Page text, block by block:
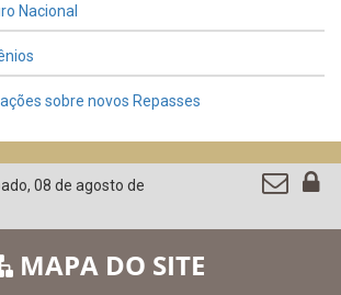
Nacional
sobre novos Repasses
, 08 de agosto de
MAPA DO SITE